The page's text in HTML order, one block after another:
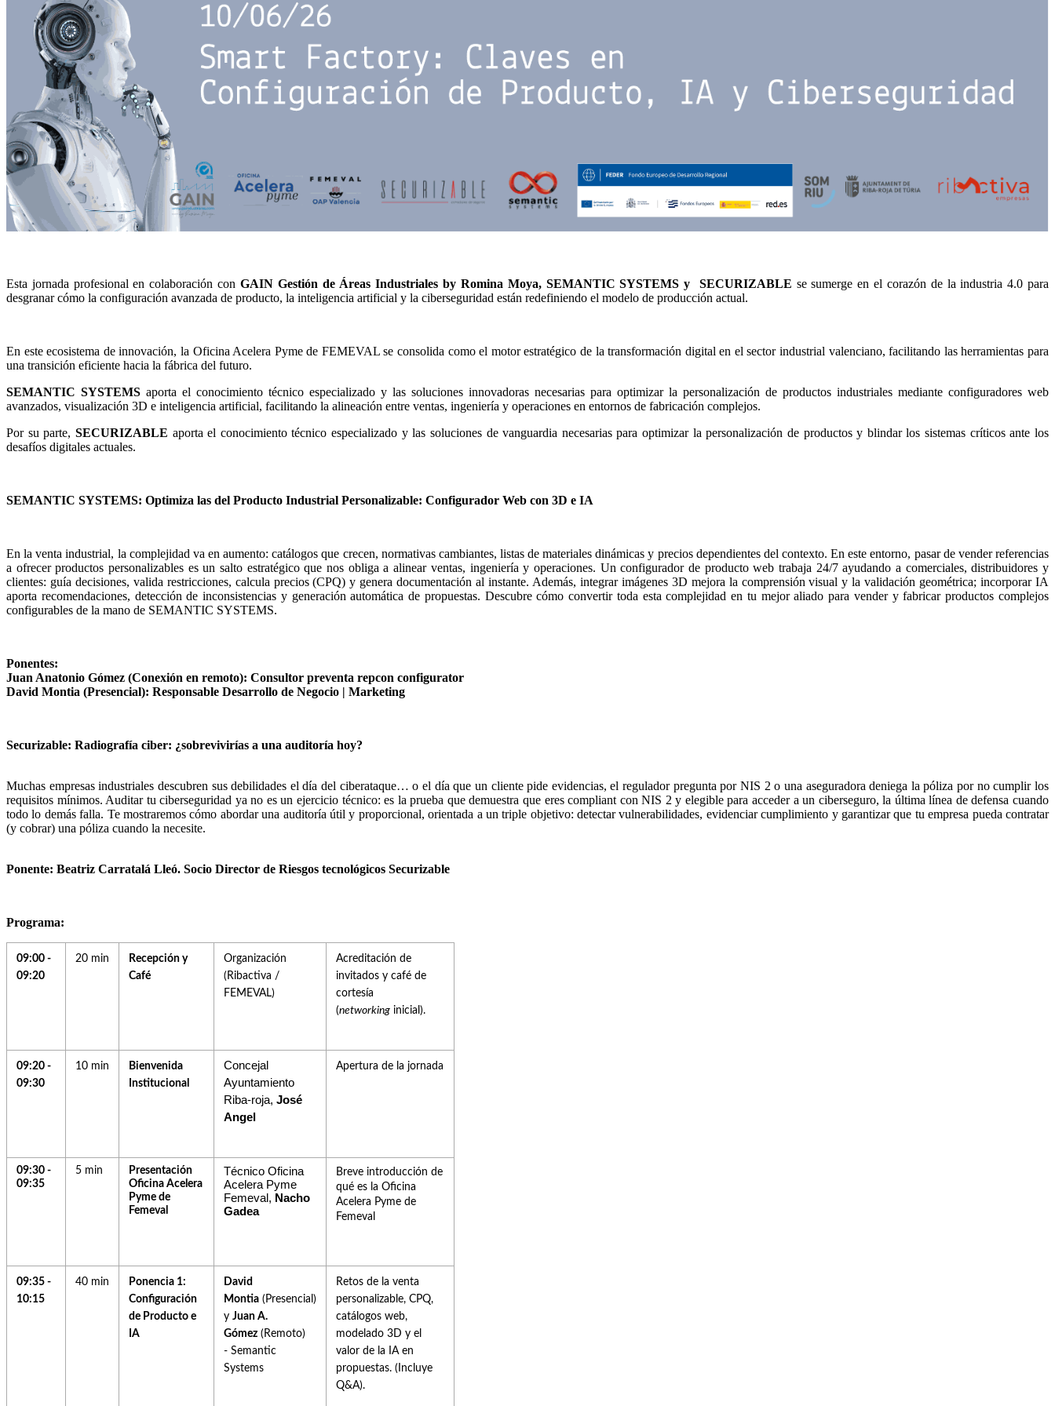
Esta jornada profesional en colaboración con GAIN Gestión de Áreas Industriales by Romina Moya, SEMANTIC SYSTEMS y SECURIZABLE se sumerge en el corazón de la industria 4.0 para
desgranar cómo la configuración avanzada de producto, la inteligencia artificial y la ciberseguridad están redefiniendo el modelo de producción actual.
En este ecosistema de innovación, la Oficina Acelera Pyme de FEMEVAL se consolida como el motor estratégico de la transformación digital en el sector industrial valenciano, facilitando las herramientas para
una transición eficiente hacia la fábrica del futuro.
SEMANTIC SYSTEMS aporta el conocimiento técnico especializado y las soluciones innovadoras necesarias para optimizar la personalización de productos industriales mediante configuradores web
avanzados, visualización 3D e inteligencia artificial, facilitando la alineación entre ventas, ingeniería y operaciones en entornos de fabricación complejos.
Por su parte, SECURIZABLE aporta el conocimiento técnico especializado y las soluciones de vanguardia necesarias para optimizar la personalización de productos y blindar los sistemas críticos ante los
desafíos digitales actuales.
SEMANTIC SYSTEMS: Optimiza las del Producto Industrial Personalizable: Configurador Web con 3D e IA
En la venta industrial, la complejidad va en aumento: catálogos que crecen, normativas cambiantes, listas de materiales dinámicas y precios dependientes del contexto. En este entorno, pasar de vender referencias
a ofrecer productos personalizables es un salto estratégico que nos obliga a alinear ventas, ingeniería y operaciones. Un configurador de producto web trabaja 24/7 ayudando a comerciales, distribuidores y
clientes: guía decisiones, valida restricciones, calcula precios (CPQ) y genera documentación al instante. Además, integrar imágenes 3D mejora la comprensión visual y la validación geométrica; incorporar IA
aporta recomendaciones, detección de inconsistencias y generación automática de propuestas. Descubre cómo convertir toda esta complejidad en tu mejor aliado para vender y fabricar productos complejos
configurables de la mano de SEMANTIC SYSTEMS.
Ponentes:
Juan Anatonio Gómez (Conexión en remoto): Consultor preventa repcon configurator
David Montia (Presencial): Responsable Desarrollo de Negocio | Marketing
Securizable: Radiografía ciber: ¿sobrevivirías a una auditoría hoy?
Muchas empresas industriales descubren sus debilidades el día del ciberataque… o el día que un cliente pide evidencias, el regulador pregunta por NIS 2 o una aseguradora deniega la póliza por no cumplir los
requisitos mínimos. Auditar tu ciberseguridad ya no es un ejercicio técnico: es la prueba que demuestra que eres compliant con NIS 2 y elegible para acceder a un ciberseguro, la última línea de defensa cuando
todo lo demás falla. Te mostraremos cómo abordar una auditoría útil y proporcional, orientada a un triple objetivo: detectar vulnerabilidades, evidenciar cumplimiento y garantizar que tu empresa pueda contratar
(y cobrar) una póliza cuando la necesite.
Ponente: Beatriz Carratalá Lleó. Socio Director de Riesgos tecnológicos Securizable
Programa:
09:00 -
09:20
20 min
Recepción y
Café
Organización
(Ribactiva /
FEMEVAL)
Acreditación de
invitados y café de
cortesía
(networking inicial).
09:20 -
09:30
10 min
Bienvenida
Institucional
Concejal
Ayuntamiento
Riba-roja, José
Angel
Apertura de la jornada
09:30 -
09:35
5 min
Presentación
Oficina Acelera
Pyme de
Femeval
Técnico Oficina
Acelera Pyme
Femeval, Nacho
Gadea
Breve introducción de
qué es la Oficina
Acelera Pyme de
Femeval
09:35 -
10:15
40 min
Ponencia 1:
Configuración
de Producto e
IA
David
Montia ( Presencial)
y Juan A.
Gómez ( Remoto)
- Semantic
Systems
Retos de la venta
personalizable, CPQ,
catálogos web,
modelado 3D y el
valor de la IA en
propuestas. (Incluye
Q&A).